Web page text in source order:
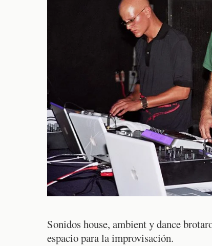
Sonidos house, ambient y dance
espacio para la improvisación.